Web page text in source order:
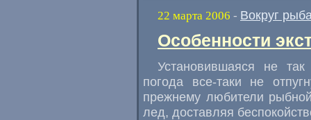
22 марта 2006 - Вокруг
Особенности
Установившаяся не
погода все-таки не
прежнему любители
лед, доставляя